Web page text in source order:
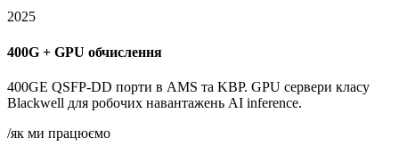
2025
400G + GPU обчислення
400GE QSFP-DD порти в AMS та KBP. GPU сервери класу
Blackwell для робочих навантажень AI inference.
/як ми працюємо